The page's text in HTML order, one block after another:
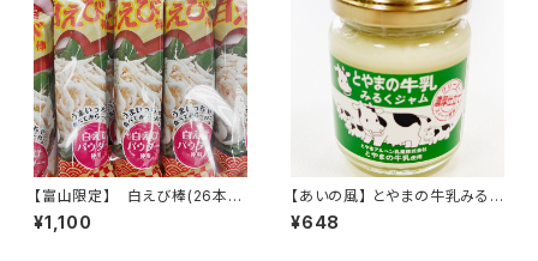
【富山限定】 白えび棒(26本入
り)
¥1,100
【あいの風】 とやまの牛乳みるく
ジャム
¥648